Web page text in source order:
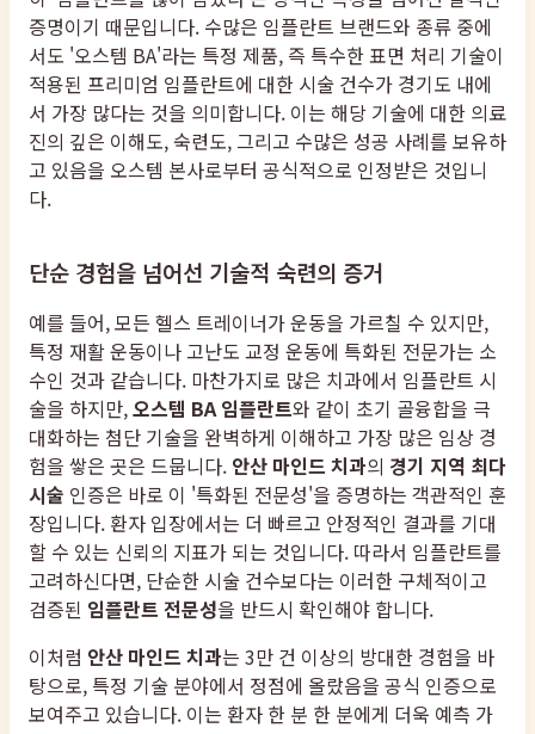
증명이기 때문입니다. 수많은 임플란트 브랜드와 종류 중에
서도 '오스템 BA'라는 특정 제품, 즉 특수한 표면 처리 기술이
적용된 프리미엄 임플란트에 대한 시술 건수가 경기도 내에
서 가장 많다는 것을 의미합니다. 이는 해당 기술에 대한 의료
진의 깊은 이해도, 숙련도, 그리고 수많은 성공 사례를 보유하
고 있음을 오스템 본사로부터 공식적으로 인정받은 것입니
다.
단순 경험을 넘어선 기술적 숙련의 증거
예를 들어, 모든 헬스 트레이너가 운동을 가르칠 수 있지만,
특정 재활 운동이나 고난도 교정 운동에 특화된 전문가는 소
수인 것과 같습니다. 마찬가지로 많은 치과에서 임플란트 시
술을 하지만,오스템 BA 임플란트와 같이 초기 골융합을 극
대화하는 첨단 기술을 완벽하게 이해하고 가장 많은 임상 경
험을 쌓은 곳은 드뭅니다. 안산 마인드 치과의 경기 지역 최다
시술 인증은 바로 이 '특화된 전문성'을 증명하는 객관적인 훈
장입니다. 환자 입장에서는 더 빠르고 안정적인 결과를 기대
할 수 있는 신뢰의 지표가 되는 것입니다. 따라서 임플란트를
고려하신다면, 단순한 시술 건수보다는 이러한 구체적이고
검증된 임플란트 전문성을 반드시 확인해야 합니다.
이처럼 안산 마인드 치과는 3만 건 이상의 방대한 경험을 바
탕으로, 특정 기술 분야에서 정점에 올랐음을 공식 인증으로
보여주고 있습니다. 이는 환자 한 분 한 분에게 더욱 예측 가